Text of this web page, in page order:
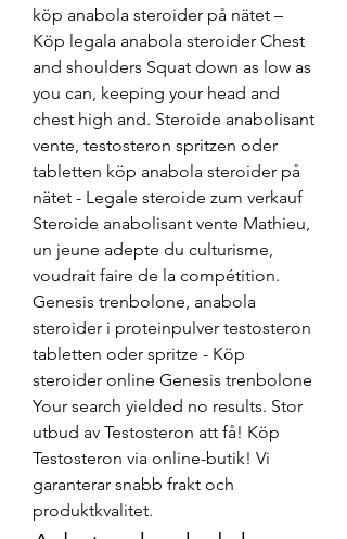
köp anabola steroider på nätet –
Köp legala anabola steroider Chest
and shoulders Squat down as low as
you can, keeping your head and
chest high and. Steroide anabolisant
vente, testosteron spritzen oder
tabletten köp anabola steroider på
nätet - Legale steroide zum verkauf
Steroide anabolisant vente Mathieu,
un jeune adepte du culturisme,
voudrait faire de la compétition.
Genesis trenbolone, anabola
steroider i proteinpulver testosteron
tabletten oder spritze - Köp
steroider online Genesis trenbolone
Your search yielded no results. Stor
utbud av Testosteron att få! Köp
Testosteron via online-butik! Vi
garanterar snabb frakt och
produktkvalitet.